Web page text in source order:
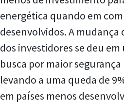
energética quando em
desenvolvidos. A
dos investidores se deu
busca por maior
levando a uma queda de
em países menos